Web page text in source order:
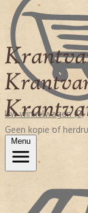
Uw winkelwagen (0)
Geen kopie of
Menu